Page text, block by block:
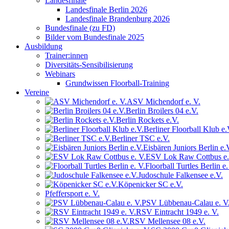
Landesfinale Berlin 2026
Landesfinale Brandenburg 2026
Bundesfinale (zu FD)
Bilder vom Bundesfinale 2025
Ausbildung
Trainer:innen
Diversitäts-Sensibilisierung
Webinars
Grundwissen Floorball-Training
Vereine
ASV Michendorf e. V.
Berlin Broilers 04 e.V.
Berlin Rockets e.V.
Berliner Floorball Klub
Berliner TSC e.V.
Eisbären Juniors Berlin
ESV Lok Raw Cottbus
Floorball Turtles Berlin
Judoschule Falkensee e.V.
Köpenicker SC e.V.
Pfeffersport e. V.
PSV Lübbenau-Calau e. V.
RSV Eintracht 1949 e. V.
RSV Mellensee 08 e.V.